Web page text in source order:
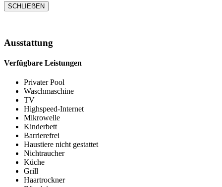
SCHLIEẞEN
Ausstattung
Verfügbare Leistungen
Privater Pool
Waschmaschine
TV
Highspeed-Internet
Mikrowelle
Kinderbett
Barrierefrei
Haustiere nicht gestattet
Nichtraucher
Küche
Grill
Haartrockner